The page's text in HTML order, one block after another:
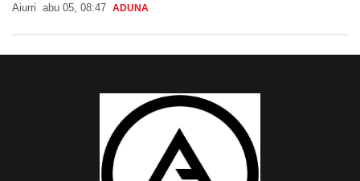
Aiurri abu 05, 08:47 ADUNA